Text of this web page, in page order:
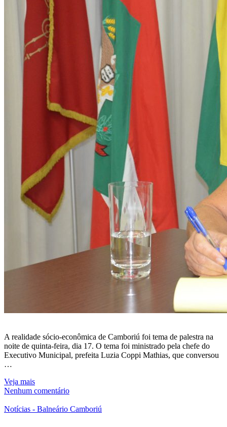
A realidade sócio-econômica de Camboriú foi tema de palestra na
noite de quinta-feira, dia 17. O tema foi ministrado pela chefe do
Executivo Municipal, prefeita Luzia Coppi Mathias, que conversou
…
Veja mais
Nenhum comentário
Notícias - Balneário Camboriú